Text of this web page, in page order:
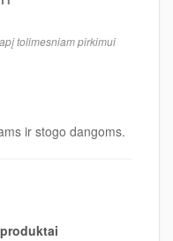
tolimesniam pirkimui
ir stogo dangoms.